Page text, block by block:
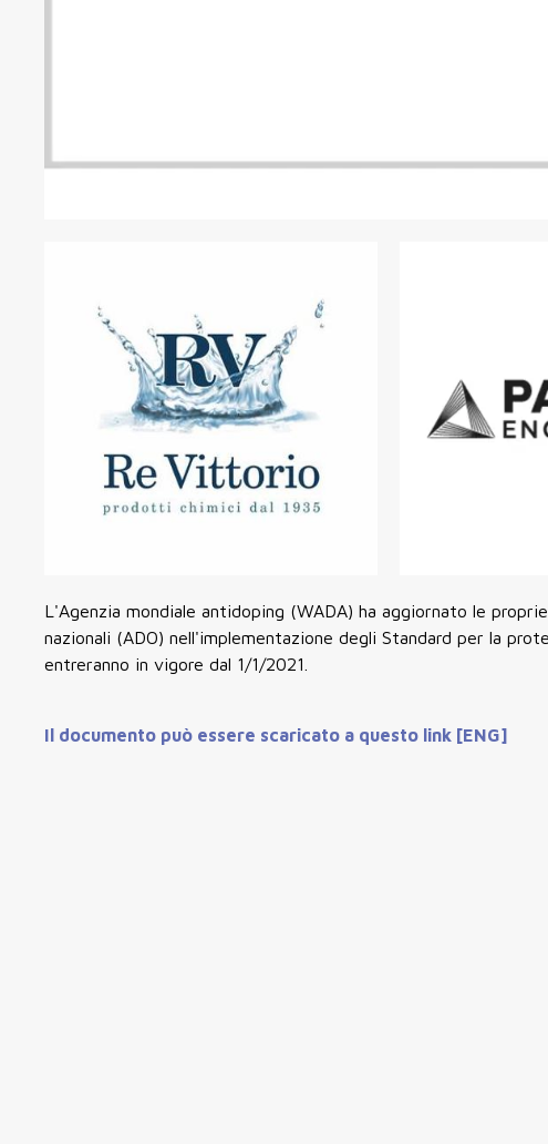
L'Agenzia mondiale antidoping (WADA) ha aggiornato le
nazionali (ADO) nell'implementazione degli Standard per la
entreranno in vigore dal 1/1/2021.
Il documento può essere scaricato a questo link [ENG]